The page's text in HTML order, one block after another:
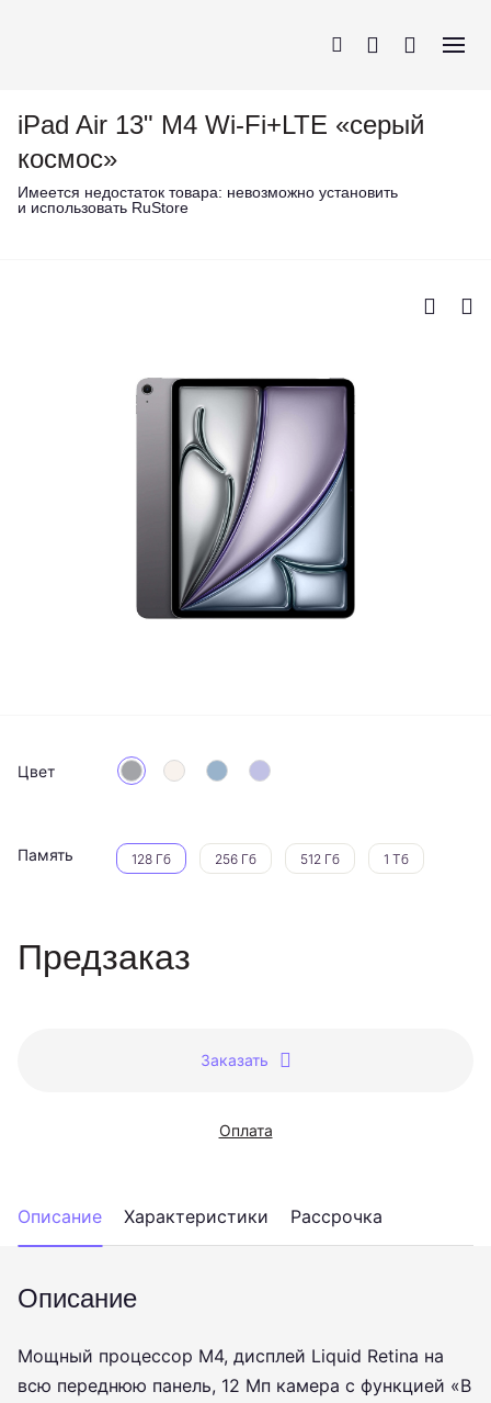
iPhone AirPods
iPad Air 13" M4 Wi-Fi+LTE «серый
космос»
Имеется недостаток товара: невозможно установить
и использовать RuStore
Цвет
Память 128 Гб 256 Гб 512 Гб 1 Тб
Предзаказ
Заказать
Оплата
Описание Характеристики Рассрочка
Описание
Мощный процессор M4, дисплей Liquid Retina на
всю переднюю панель, 12 Мп камера с функцией «В